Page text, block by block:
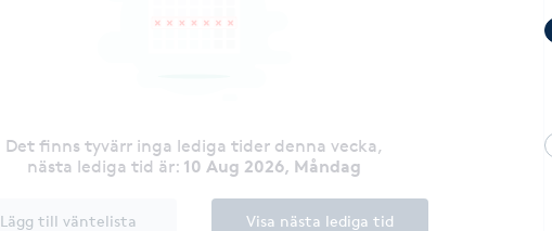
Det finns tyvärr inga lediga tider denna vecka,
nästa lediga tid är: 10 Aug 2026, Måndag
Lägg till väntelista Visa nästa lediga tid